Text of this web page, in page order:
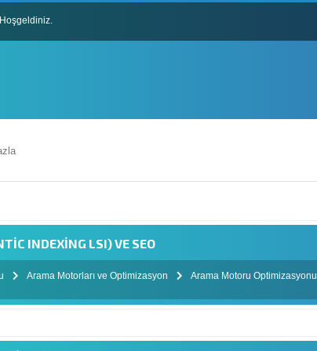
Arama Motorları ve Optimizasyon Arama Motoru Optimizasyonu
INDEXING LSI) VE SEO